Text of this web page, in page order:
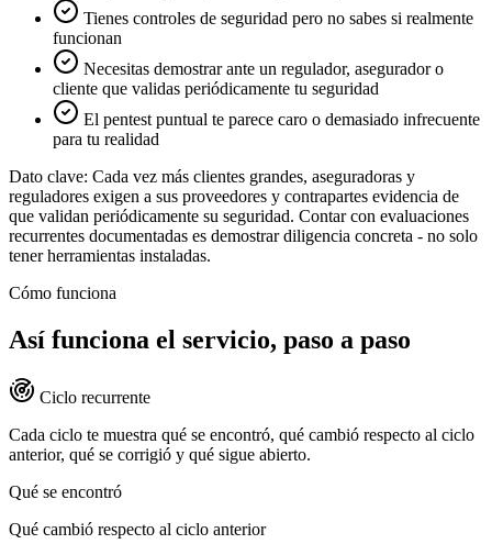
Tienes controles de seguridad pero no sabes si realmente
funcionan
Necesitas demostrar ante un regulador, asegurador o
cliente que validas periódicamente tu seguridad
El pentest puntual te parece caro o demasiado infrecuente
para tu realidad
Dato clave: Cada vez más clientes grandes, aseguradoras y
reguladores exigen a sus proveedores y contrapartes evidencia de
que validan periódicamente su seguridad. Contar con evaluaciones
recurrentes documentadas es demostrar diligencia concreta - no solo
tener herramientas instaladas.
Cómo funciona
Así funciona el servicio, paso a paso
Ciclo recurrente
Cada ciclo te muestra qué se encontró, qué cambió respecto al ciclo
anterior, qué se corrigió y qué sigue abierto.
Qué se encontró
Qué cambió respecto al ciclo anterior